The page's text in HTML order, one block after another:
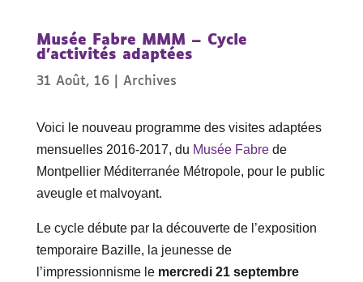
Musée Fabre MMM – Cycle
d’activités adaptées
31 Août, 16| Archives
Voici le nouveau programme des visites adaptées
mensuelles 2016-2017, du Musée Fabrede
Montpellier Méditerranée Métropole, pour le public
aveugle et malvoyant.
Le cycle débute par la découverte de l’exposition
temporaire Bazille, la jeunesse de
l’impressionnisme le mercredi 21 septembre